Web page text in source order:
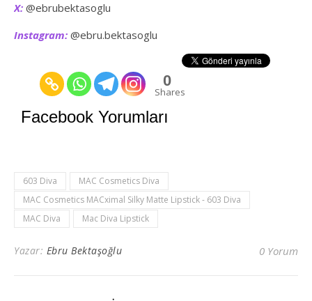
X: @ebrubektasoglu
Instagram: @ebru.bektasoglu
0
Shares
Facebook Yorumları
603 Diva
MAC Cosmetics Diva
MAC Cosmetics MACximal Silky Matte Lipstick - 603 Diva
MAC Diva
Mac Diva Lipstick
Yazar: Ebru Bektaşoğlu 0 Yorum